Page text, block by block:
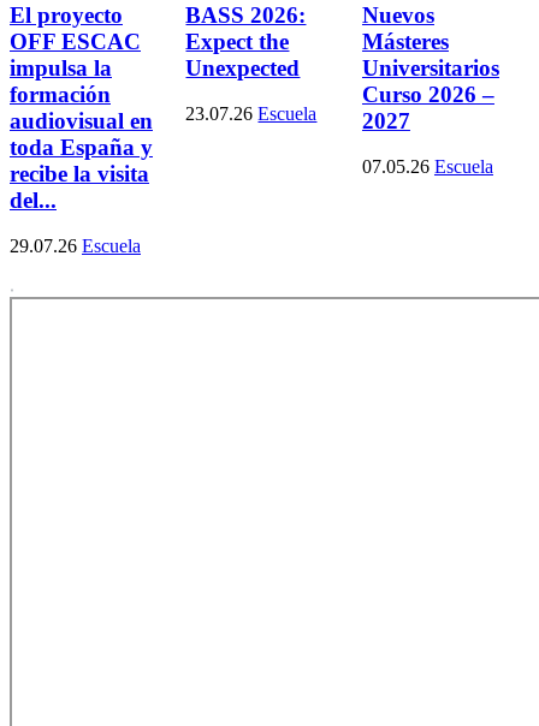
El proyecto
OFF ESCAC
impulsa la
formación
audiovisual en
toda España y
recibe la visita
del...
29.07.26 Escuela
BASS 2026:
Expect the
Unexpected
23.07.26 Escuela
Nuevos
Másteres
Universitarios
Curso 2026 –
2027
07.05.26 Escuela